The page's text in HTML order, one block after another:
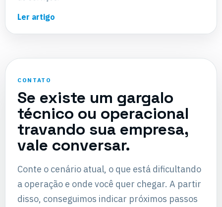
Ler artigo
CONTATO
Se existe um gargalo
técnico ou operacional
travando sua empresa,
vale conversar.
Conte o cenário atual, o que está dificultando
a operação e onde você quer chegar. A partir
disso, conseguimos indicar próximos passos